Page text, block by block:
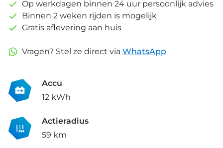
Op werkdagen binnen 24 uur persoonlijk advies
Binnen 2 weken rijden is mogelijk
Gratis aflevering aan huis
Vragen? Stel ze direct via WhatsApp
Accu
12 kWh
Actieradius
59 km